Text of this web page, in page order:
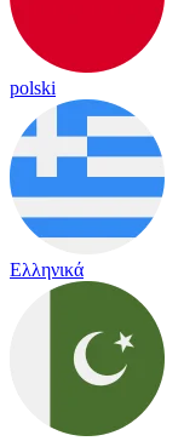
polski
Ελληνικά